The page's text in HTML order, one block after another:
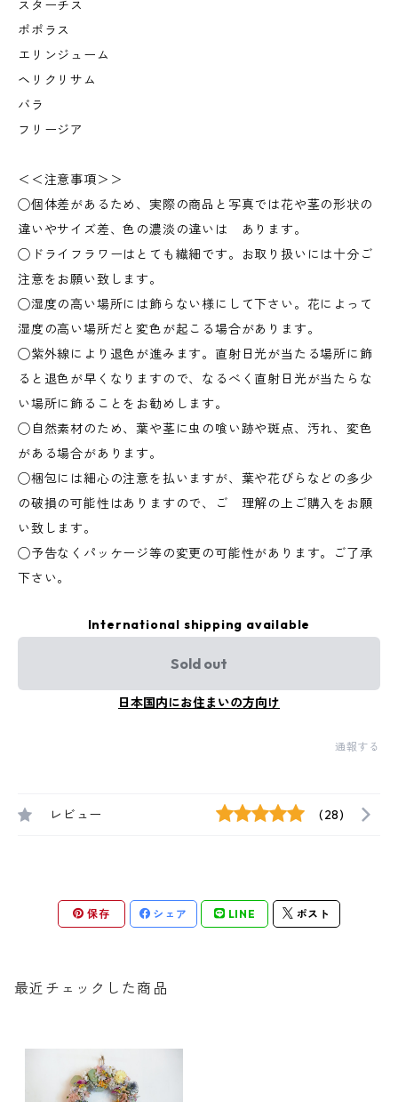
スターチス
ポポラス
エリンジューム
ヘリクリサム
バラ
フリージア
＜＜注意事項＞＞
◯個体差があるため、実際の商品と写真では花や茎の形状の
違いやサイズ差、色の濃淡の違いは あります。
◯ドライフラワーはとても繊細です。お取り扱いには十分ご
注意をお願い致します。
◯湿度の高い場所には飾らない様にして下さい。花によって
湿度の高い場所だと変色が起こる場合があります。
◯紫外線により退色が進みます。直射日光が当たる場所に飾
ると退色が早くなりますので、なるべく直射日光が当たらな
い場所に飾ることをお勧めします。
◯自然素材のため、葉や茎に虫の喰い跡や斑点、汚れ、変色
がある場合があります。
◯梱包には細心の注意を払いますが、葉や花びらなどの多少
の破損の可能性はありますので、ご 理解の上ご購入をお願
い致します。
◯予告なくパッケージ等の変更の可能性があります。ご了承
下さい。
International shipping available
Sold out
日本国内にお住まいの方向け
通報する
レビュー (28)
保存 シェア LINE ポスト
最近チェックした商品